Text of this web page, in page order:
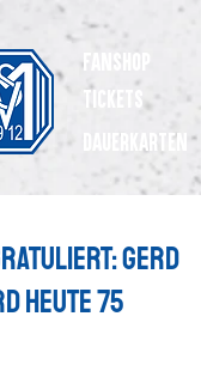
Fanshop
Tickets
dauerkarten
Gerd
heute 75